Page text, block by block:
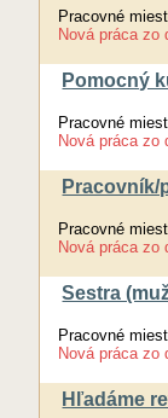
Pracovné
Nová práca zo
Pomocný
Pracovné
Nová práca zo
Pracovník/
Pracovné
Nová práca zo
Sestra
Pracovné
Nová práca zo
Hľadáme